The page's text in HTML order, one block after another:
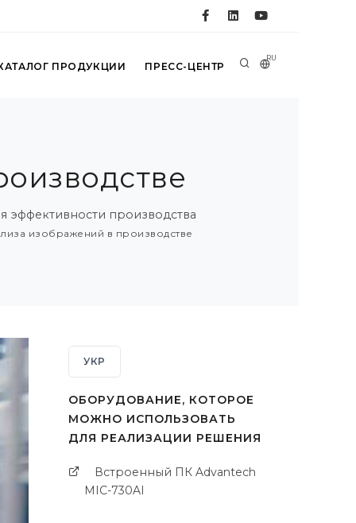
RU
ПРОДУКЦИИ ПРЕСС-ЦЕНТР
эффективности производства
изображений в производстве
УКР
ОБОРУДОВАНИЕ, КОТОРОЕ
МОЖНО ИСПОЛЬЗОВАТЬ
ДЛЯ РЕАЛИЗАЦИИ РЕШЕНИЯ
Встроенный ПК Advantech
MIC-730AI